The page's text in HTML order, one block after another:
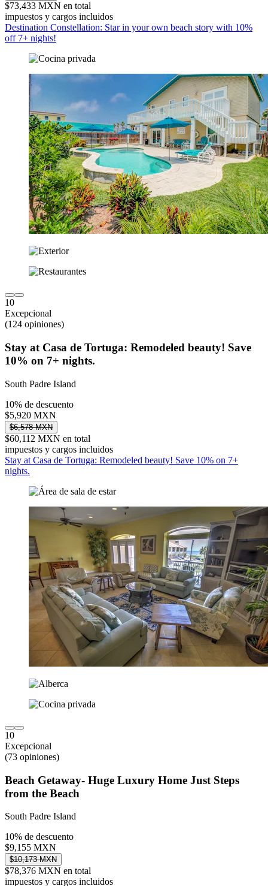
$73,433 MXN en total
impuestos y cargos incluidos
Destination Constellation: Star in your own beach story with 10%
off 7+ nights!
10
Excepcional
(124 opiniones)
Stay at Casa de Tortuga: Remodeled beauty! Save
10% on 7+ nights.
South Padre Island
10% de descuento
$5,920 MXN
$6,578 MXN
$60,112 MXN en total
impuestos y cargos incluidos
Stay at Casa de Tortuga: Remodeled beauty! Save 10% on 7+
nights.
10
Excepcional
(73 opiniones)
Beach Getaway- Huge Luxury Home Just Steps
from the Beach
South Padre Island
10% de descuento
$9,155 MXN
$10,173 MXN
$78,376 MXN en total
impuestos y cargos incluidos